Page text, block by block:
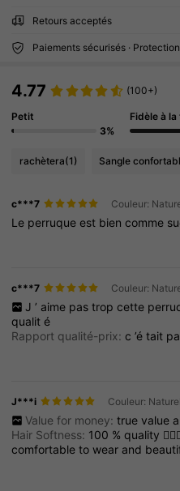
Retours acceptés
Paiements sécurisés ·
4.77 (100+)
Petit
3%
Fidèle à
rachètera(1) Sangle
c***7
Le perruqueest biencomme
c***7
J ’ aime pas trop cette
qualité
Rapport qualité-prix:c’était
J***i
Value for money: true value
Hair Softness: 100 %quality
comfortabletowear and